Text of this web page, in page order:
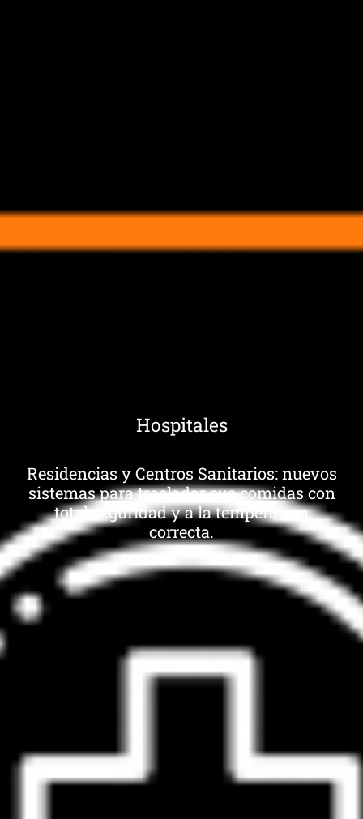
Hospitales
Residencias y Centros Sanitarios: nuevos
sistemas para trasladar sus comidas con
total seguridad y a la temperatura
correcta.